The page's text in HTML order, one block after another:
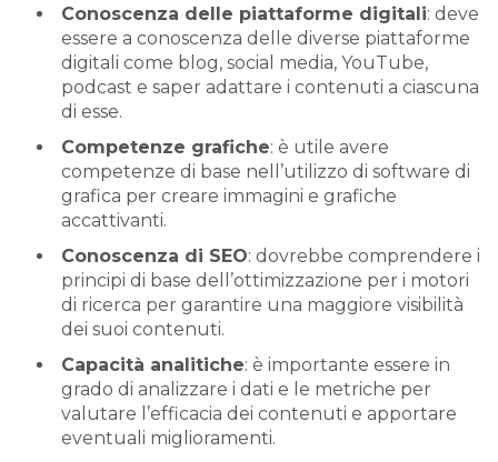
Conoscenza delle piattaforme digitali: deve
essere a conoscenza delle diverse piattaforme
digitali come blog, social media, YouTube,
podcast e saper adattare i contenuti a ciascuna
di esse.
Competenze grafiche: è utile avere
competenze di base nell’utilizzo di software di
grafica per creare immagini e grafiche
accattivanti.
Conoscenza di SEO: dovrebbe comprendere i
principi di base dell’ottimizzazione per i motori
di ricerca per garantire una maggiore visibilità
dei suoi contenuti.
Capacità analitiche: è importante essere in
grado di analizzare i dati e le metriche per
valutare l’efficacia dei contenuti e apportare
eventuali miglioramenti.